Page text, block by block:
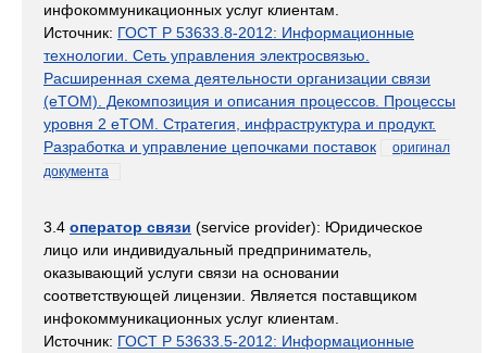
инфокоммуникационных услуг клиентам.
Источник: ГОСТ Р 53633.8-2012: Информационные
технологии. Сеть управления электросвязью.
Расширенная схема деятельности организации связи
(eTOM). Декомпозиция и описания процессов. Процессы
уровня 2 eTOM. Стратегия, инфраструктура и продукт.
Разработка и управление цепочками поставок
оригинал
документа
3.4 оператор связи (service provider): Юридическое
лицо или индивидуальный предприниматель,
оказывающий услуги связи на основании
соответствующей лицензии. Является поставщиком
инфокоммуникационных услуг клиентам.
Источник: ГОСТ Р 53633.5-2012: Информационные